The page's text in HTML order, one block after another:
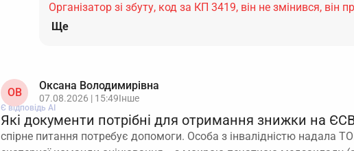
Організатор зі збуту, код за КП 3419, він не змінився, він
Ще
ОВ
Оксана Володимирівна
07.08.2026 | 15:49Інше
Є відповідь АІ
Які документи потрібні для отримання знижки на
спірне питання потребує допомоги. Особа з інвалідністю надала